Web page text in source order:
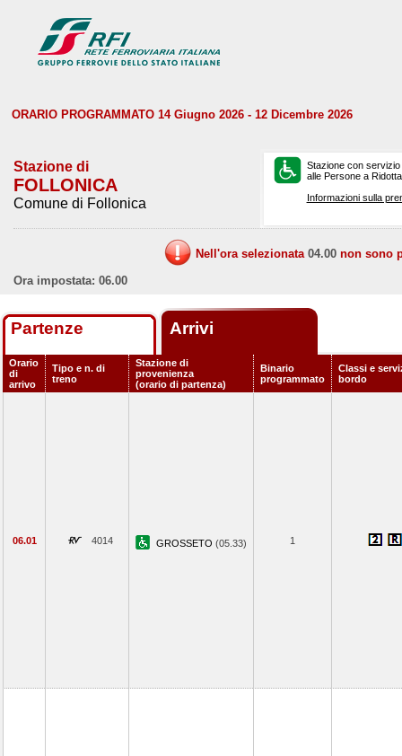
ORARIO PROGRAMMATO 14 Giugno 2026 - 12 Dicembre 2026
Stazione di
FOLLONICA
Comune di Follonica
Stazione con
alle Persone a
Informazioni sulla
Nell'ora selezionata 04.00 non sono
Ora impostata: 06.00
Partenze Arrivi
Orario
di
arrivo
Tipo e n. di
treno
Stazione di
provenienza
(orario di partenza)
Binario
programmato
Classi e
bordo
06.01 4014 GROSSETO (05.33) 1